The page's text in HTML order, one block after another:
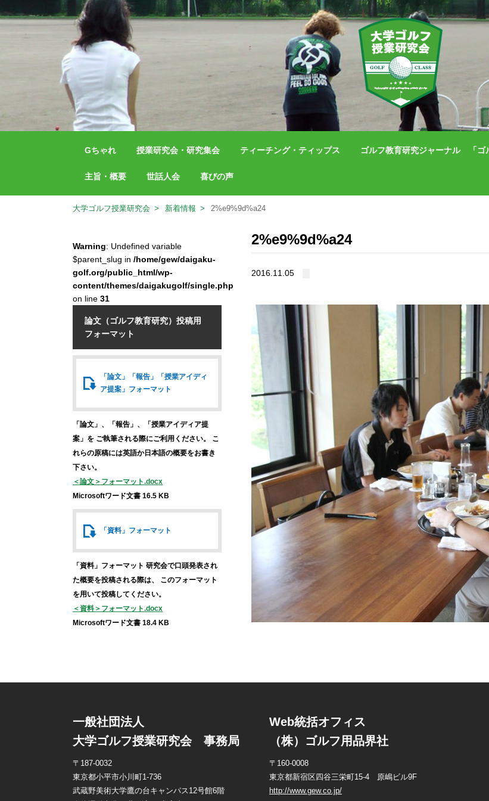
Gちゃれ 授業研究会・研究集会 ティーチング・ティップス ゴルフ教育研究ジャーナル 「ゴ
主旨・概要 世話人会 喜びの声
大学ゴルフ授業研究会 新着情報 2%e9%9d%a24
2%e9%9d%a24
2016.11.05
Warning: Undefined variable
$parent_slug in /home/gew/daigaku-
golf.org/public_html/wp-
content/themes/daigakugolf/single.php
on line 31
論文（ゴルフ教育研究）投稿用
フォーマット
「論文」「報告」
「授業アイディ
ア提案」 フォーマット
「論文」、「報告」、「授業アイディア提
案」を ご執筆される際にご利用ください。
こ
れらの原稿には英語か日本語の概要をお書き
下さい。
＜論文＞フォーマット.docx
Microsoftワード文書 16.5 KB
「資料」 フォーマット
「資料」フォーマット 研究会で口頭発表され
た概要を投稿される際は、
このフォーマット
を用いて投稿してください。
＜資料＞フォーマット.docx
Microsoftワード文書 18.4 KB
一般社団法人
大学ゴルフ授業研究会 事務局
〒187-0032
東京都小平市小川町1-736
武蔵野美術大学鷹の台キャンパス12号館6階
Web統括オフィス
（株）ゴルフ用品界社
〒160-0008
東京都新宿区四谷三栄町15-4 原嶋ビル9F
http://www.gew.co.jp/